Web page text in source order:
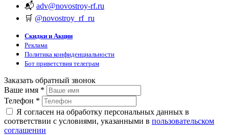
📬 adv@novostroy-rf.ru
🛒 @novostroy_rf_ru
Скидки и Акции
Реклама
Политика конфиденциальности
Бот приветствия телеграм
Заказать обратный звонок
Ваше имя *
Телефон *
Я согласен на обработку персональных данных в
соответствии с условиями, указанными в пользовательском
соглашении